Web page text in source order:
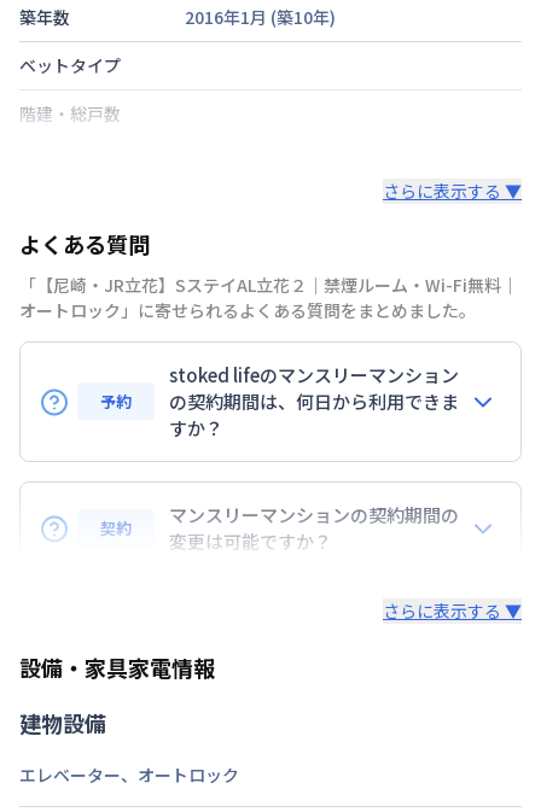
築年数
2016年1月 (築10年)
ベットタイプ
階建・総戸数
禁煙・喫煙
東海道本線 立花駅徒歩2分
定員
2名
情報更新日 2026年7月27日
さらに表示する ▼
よくある質問
「【尼崎・JR立花】SステイAL立花２｜禁煙ルーム・Wi-Fi無料｜
オートロック」に寄せられるよくある質問をまとめました。
予約
stoked lifeのマンスリーマンション
の契約期間は、何日から利用できま
すか？
7日以上からのご契約期間ですが1ヶ月（30日）以上
のご契約期間の地域もございますのでお気軽にお問い
合わせください。
契約
マンスリーマンションの契約期間の
変更は可能ですか？
約が入っていなければ、ご対応可能です。その際、再
い。期間の変更がある場合は、できるだけお早めにご
さらに表示する ▼
設備・家具家電情報
建物設備
エレベーター、 オートロック